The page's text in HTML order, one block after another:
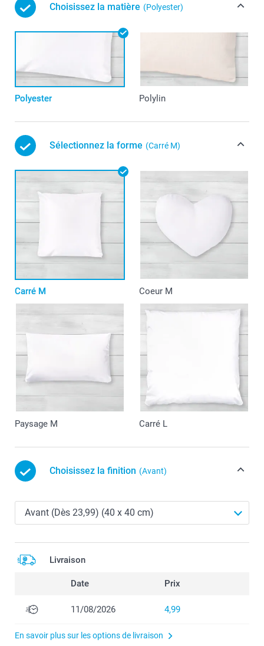
Choisissez la matière (Polyester)
Polyester Polylin
Sélectionnez la forme (Carré M)
Carré M Coeur M
Paysage M Carré L
Choisissez la finition (Avant)
Livraison
Date Prix
11/08/2026 4,99
En savoir plus sur les options de livraison